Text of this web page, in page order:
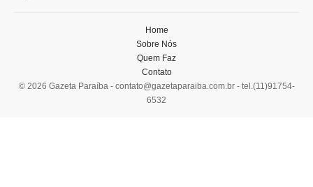
© 2026 Gazeta Paraíba - contato@gazetaparaiba.com.br- tel.(11)91754-
6532
Home
Sobre Nós
Quem Faz
Contato